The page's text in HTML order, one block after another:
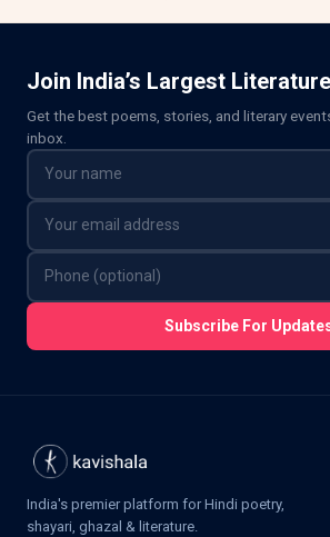
Join India’s Largest
Get the best poems, stories, and literary
inbox.
Subscribe For
India's premier platform for Hindi poetry,
shayari, ghazal & literature.